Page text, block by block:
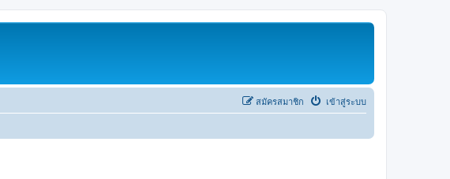
เข้าสู่ระบบ
สมัครสมาชิก